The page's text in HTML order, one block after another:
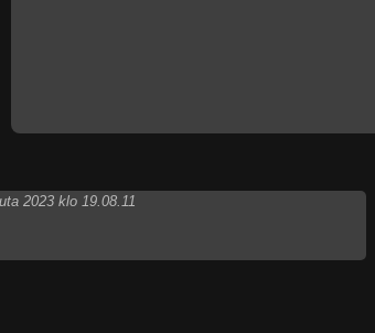
2023 klo 19.08.11